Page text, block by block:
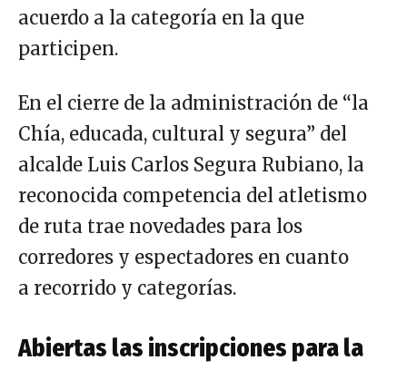
acuerdo a la categoría en la que
participen.
En el cierre de la administración de “la
Chía, educada, cultural y segura” del
alcalde Luis Carlos Segura Rubiano, la
reconocida competencia del atletismo
de ruta trae novedades para los
corredores y espectadores en cuanto
a recorrido y categorías.
Abiertas las inscripciones para la